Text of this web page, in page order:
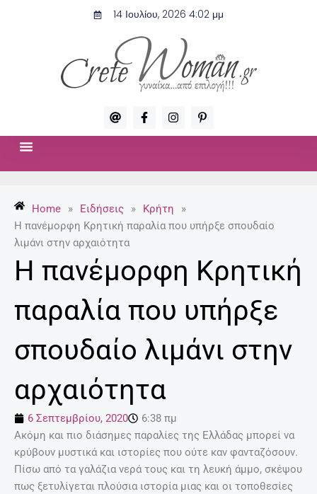
14 Ιουλίου, 2026 4:02 μμ
A
t
F
a
c
-
f
I
n
s
P
i
n
p
Home » Ειδήσεις » Κρήτη
»
Η πανέμορφη Κρητική παραλία που υπήρξε σπουδαίο
λιμάνι στην αρχαιότητα
Η πανέμορφη Κρητική
παραλία που υπήρξε
σπουδαίο λιμάνι στην
αρχαιότητα
6 Σεπτεμβρίου, 2020
6:38 πμ
Ακόμη και πιο διάσημες παραλίες της Ελλάδας μπορεί να
κρύβουν μυστικά και ιστορίες που ούτε καν φανταζόσουν.
Πίσω από τα γαλάζια νερά τους και τη λευκή άμμο, σκέψου
πως ξετυλίγεται πλούσια ιστορία μιας και οι τοποθεσίες